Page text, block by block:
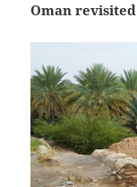
Oman revisited